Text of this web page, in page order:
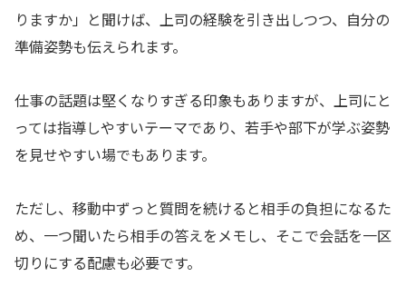
りますか」と聞けば、上司の経験を引き出しつつ、自分の
準備姿勢も伝えられます。
仕事の話題は堅くなりすぎる印象もありますが、上司にと
っては指導しやすいテーマであり、若手や部下が学ぶ姿勢
を見せやすい場でもあります。
ただし、移動中ずっと質問を続けると相手の負担になるた
め、一つ聞いたら相手の答えをメモし、そこで会話を一区
切りにする配慮も必要です。